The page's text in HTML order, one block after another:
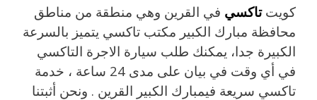
كويتتاكسي في القرين وهي منطقة من مناطق
محافظة مبارك الكبير مكتب تاكسي يتميز بالسرعة
الكبيرة جدا، يمكنك طلب سيارة الاجرة التاكسي
في أي وقت في بيان على مدى 24 ساعة ، خدمة
تاكسي سريعة فيمبارك الكبير القرين . ونحن أثبتنا